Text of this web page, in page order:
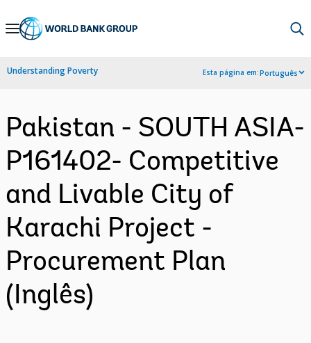
Skip
Navigation
Understanding Poverty Esta página em:Português
Pakistan - SOUTH ASIA-
P161402- Competitive
and Livable City of
Karachi Project -
Procurement Plan
(Inglês)